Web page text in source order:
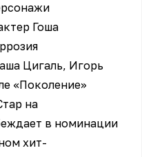
Гоша
Цигаль, Игорь
«Поколение»
на
в номинации
хит-